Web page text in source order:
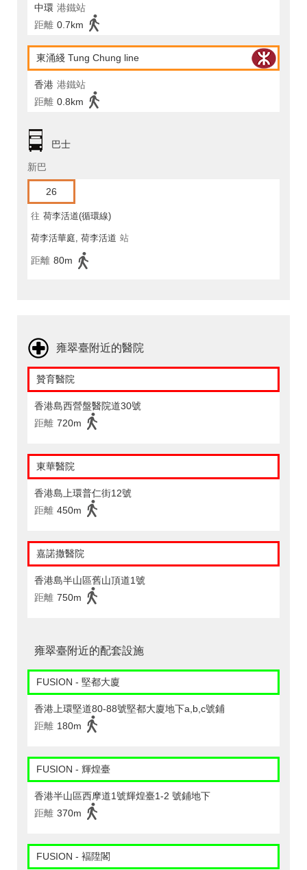
中環 港鐵站
距離 0.7km
東涌綫 Tung Chung line
香港 港鐵站
距離 0.8km
巴士
新巴
26
往 荷李活道(循環線)
荷李活華庭, 荷李活道 站
距離 80m
雍翠臺附近的醫院
贊育醫院
香港島西營盤醫院道30號
距離 720m
東華醫院
香港島上環普仁街12號
距離 450m
嘉諾撒醫院
香港島半山區舊山頂道1號
距離 750m
雍翠臺附近的配套設施
FUSION - 堅都大廈
香港上環堅道80-88號堅都大廈地下a,b,c號鋪
距離 180m
FUSION - 輝煌臺
香港半山區西摩道1號輝煌臺1-2 號鋪地下
距離 370m
FUSION - 褔陞閣